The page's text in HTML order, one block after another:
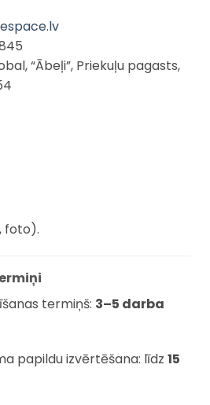
“Ābeļi”, Priekuļu pagasts,
foto).
termiņš: 3–5 darba
papildu izvērtēšana: līdz 15